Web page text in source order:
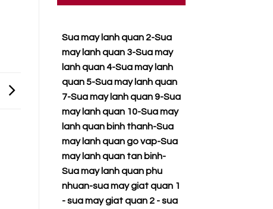
Sua may lanh quan 2-Sua
may lanh quan 3-Sua may
lanh quan 4-Sua may lanh
quan 5-Sua may lanh quan
7-Sua may lanh quan 9-Sua
may lanh quan 10-Sua may
lanh quan binh thanh-Sua
may lanh quan go vap-Sua
may lanh quan tan binh-
Sua may lanh quan phu
nhuan-sua may giat quan 1
-sua may giat quan 2-sua